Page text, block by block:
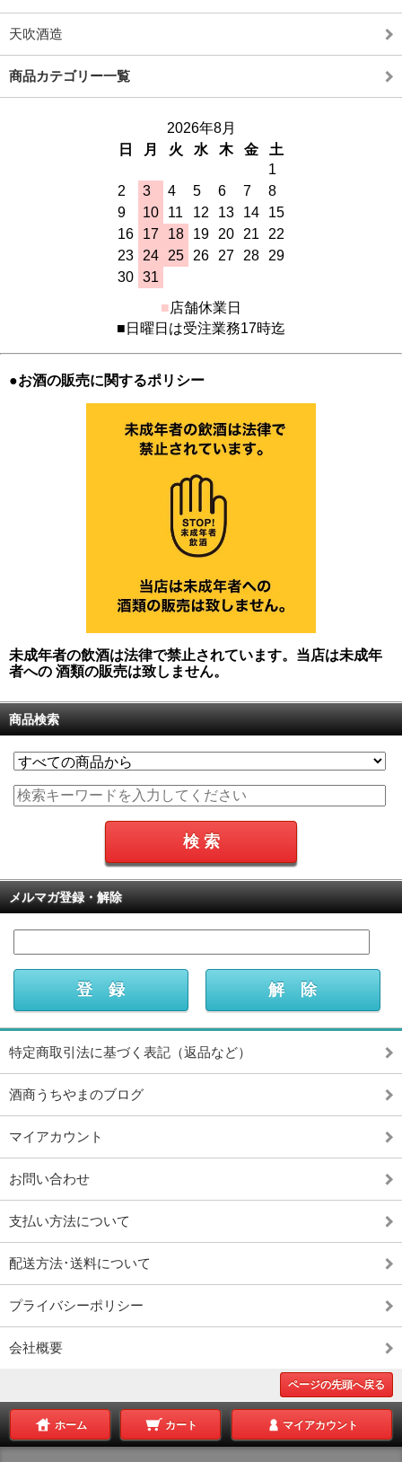
天吹酒造
商品カテゴリー一覧
2026年8月
日
月 火 水 木 金
土
1
2
3 4 5 6 7
8
9
10 11 12 13 14
15
16
17 18 19 20 21
22
23
24 25 26 27 28
29
30 31
■店舗休業日
■日曜日は受注業務17時迄
●お酒の販売に関するポリシー
未成年者の飲酒は法律で禁止されています。当店は未成年
者への 酒類の販売は致しません。
商品検索
メルマガ登録・解除
特定商取引法に基づく表記（返品など）
酒商うちやまのブログ
マイアカウント
お問い合わせ
支払い方法について
配送方法･送料について
プライバシーポリシー
会社概要
ページの先頭へ戻る
ホーム カート マイアカウント